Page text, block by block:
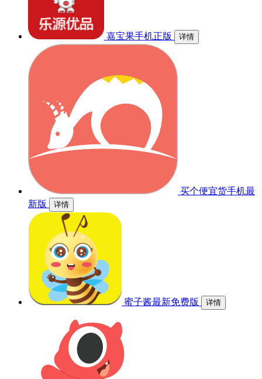
嘉宝果手机正版 详情
买个便宜货手机最
新版
详情
蜜子酱最新免费版 详情